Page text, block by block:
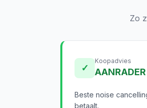
Zo
✓
Koopadvies
AANRADER
Beste noise
betaalt.